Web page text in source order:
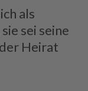
als
sei seine
Heirat